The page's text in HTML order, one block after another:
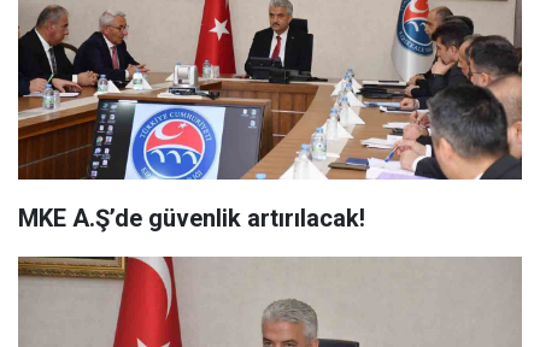
MKE A.Ş’de güvenlik artırılacak!